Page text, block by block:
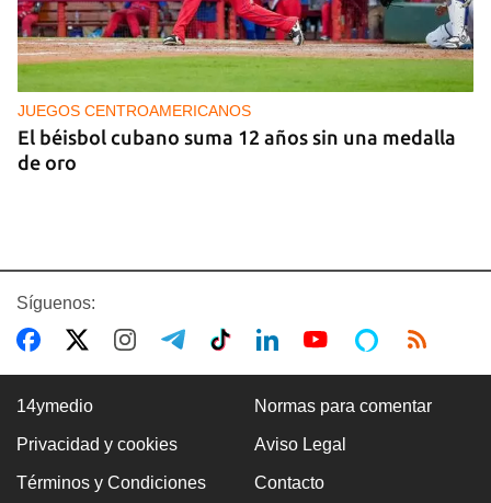
JUEGOS CENTROAMERICANOS
El béisbol cubano suma 12 años sin una medalla
de oro
MASONES
Síguenos:
14ymedio Normas para comentar
Privacidad y cookies Aviso Legal
Términos y Condiciones Contacto